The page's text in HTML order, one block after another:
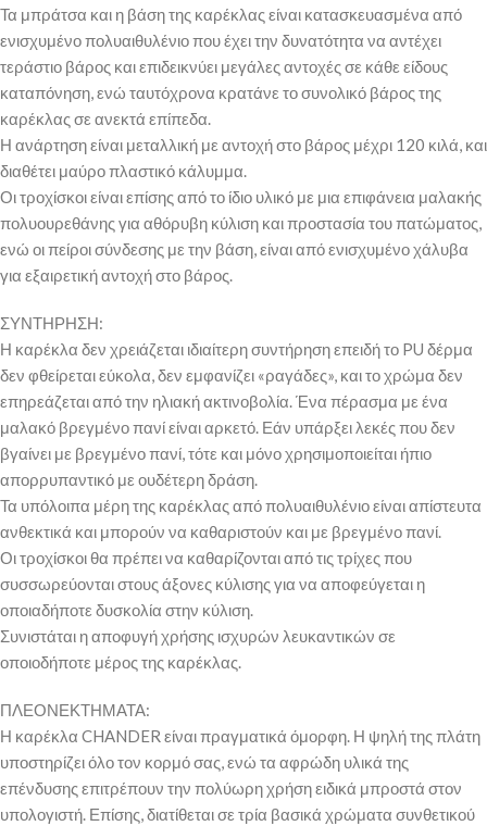
Τα μπράτσα και η βάση της καρέκλας είναι κατασκευασμένα από
ενισχυμένο πολυαιθυλένιο που έχει την δυνατότητα να αντέχει
τεράστιο βάρος και επιδεικνύει μεγάλες αντοχές σε κάθε είδους
καταπόνηση, ενώ ταυτόχρονα κρατάνε το συνολικό βάρος της
καρέκλας σε ανεκτά επίπεδα.
Η ανάρτηση είναι μεταλλική με αντοχή στο βάρος μέχρι 120 κιλά, και
διαθέτει μαύρο πλαστικό κάλυμμα.
Οι τροχίσκοι είναι επίσης από το ίδιο υλικό με μια επιφάνεια μαλακής
πολυουρεθάνης για αθόρυβη κύλιση και προστασία του πατώματος,
ενώ οι πείροι σύνδεσης με την βάση, είναι από ενισχυμένο χάλυβα
για εξαιρετική αντοχή στο βάρος.
ΣΥΝΤΗΡΗΣΗ:
Η καρέκλα δεν χρειάζεται ιδιαίτερη συντήρηση επειδή το PU δέρμα
δεν φθείρεται εύκολα, δεν εμφανίζει «ραγάδες», και το χρώμα δεν
επηρεάζεται από την ηλιακή ακτινοβολία. Ένα πέρασμα με ένα
μαλακό βρεγμένο πανί είναι αρκετό. Εάν υπάρξει λεκές που δεν
βγαίνει με βρεγμένο πανί, τότε και μόνο χρησιμοποιείται ήπιο
απορρυπαντικό με ουδέτερη δράση.
Τα υπόλοιπα μέρη της καρέκλας από πολυαιθυλένιο είναι απίστευτα
ανθεκτικά και μπορούν να καθαριστούν και με βρεγμένο πανί.
Οι τροχίσκοι θα πρέπει να καθαρίζονται από τις τρίχες που
συσσωρεύονται στους άξονες κύλισης για να αποφεύγεται η
οποιαδήποτε δυσκολία στην κύλιση.
Συνιστάται η αποφυγή χρήσης ισχυρών λευκαντικών σε
οποιοδήποτε μέρος της καρέκλας.
ΠΛΕΟΝΕΚΤΗΜΑΤΑ:
Η καρέκλα CHANDER είναι πραγματικά όμορφη. Η ψηλή της πλάτη
υποστηρίζει όλο τον κορμό σας, ενώ τα αφρώδη υλικά της
επένδυσης επιτρέπουν την πολύωρη χρήση ειδικά μπροστά στον
υπολογιστή. Επίσης, διατίθεται σε τρία βασικά χρώματα συνθετικού